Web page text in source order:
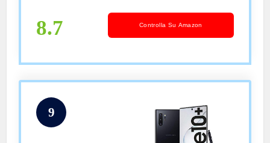
8.7 Controlla Su Amazon
9